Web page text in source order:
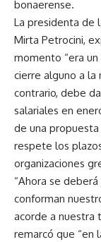
bonaerense.
La presidenta de
Mirta Petrocini,
momento “era un
cierre alguno a la
contrario, debe
salariales en
de una
respete los
organizaciones
“Ahora se
conforman
acorde a nuestra
remarcó que “en